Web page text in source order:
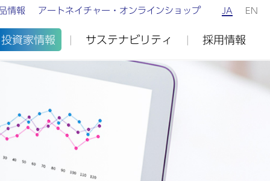
情報 アートネイチャー・オンラインショップ JA EN
投資家情報 サステナビリティ 採用情報